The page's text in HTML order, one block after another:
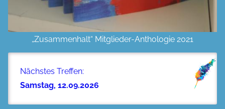
„Zusammenhalt“ Mitglieder-Anthologie 2021
Nächstes Treffen:
Samstag, 12.09.2026